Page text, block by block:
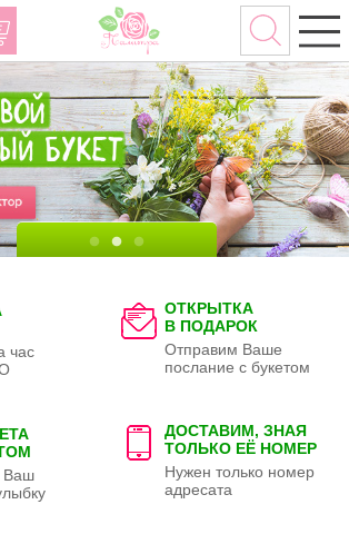
час
ОТКРЫТКА
В ПОДАРОК
Отправим Ваше
послание с букетом
Ваш
ДОСТАВИМ, ЗНАЯ
ТОЛЬКО ЕЁ НОМЕР
Нужен только номер
адресата